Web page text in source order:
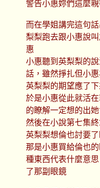
警告小惠妳們這麼
而在學姐講完這句
梨梨跑去跟小惠說
惠
小惠聽到英梨梨的
話，雖然掙扎但小
英梨梨的期望應了下
於是小惠從此就活
的瞭解一定想的出
然後在小說第七集
英梨梨想倫也討要
那是小惠買給倫也
種東西代表什麼意
了那副眼鏡